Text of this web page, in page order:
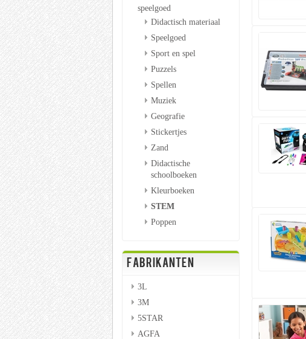
speelgoed
Didactisch materiaal
Speelgoed
Sport en spel
Puzzels
Spellen
Muziek
Geografie
Stickertjes
Zand
Didactische
schoolboeken
Kleurboeken
STEM
Poppen
FABRIKANTEN
3L
3M
5STAR
AGFA